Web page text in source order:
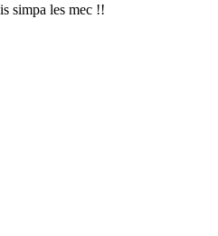
simpa les mec !!